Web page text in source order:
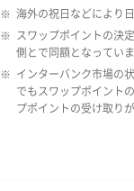
※ 海外の祝日などにより
※ スワップポイントの決
側とで同額となっていま
※ インターバンク市場の
でもスワップポイント
プポイントの受け取り